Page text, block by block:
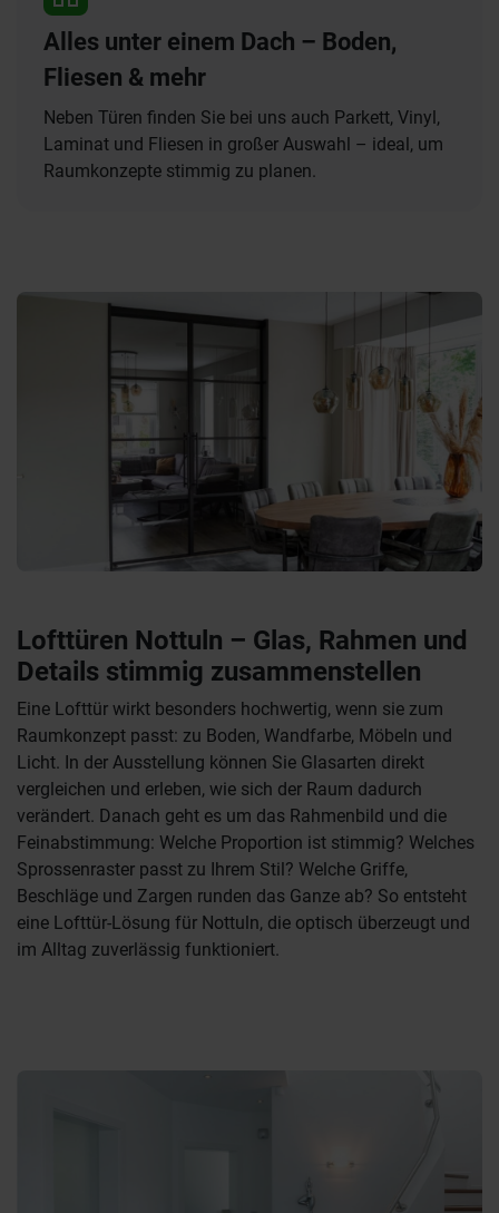
Alles unter einem Dach – Boden,
Fliesen & mehr
Neben Türen finden Sie bei uns auch Parkett, Vinyl,
Laminat und Fliesen in großer Auswahl – ideal, um
Raumkonzepte stimmig zu planen.
Lofttüren Nottuln – Glas, Rahmen und
Details stimmig zusammenstellen
Eine Lofttür wirkt besonders hochwertig, wenn sie zum
Raumkonzept passt: zu Boden, Wandfarbe, Möbeln und
Licht. In der Ausstellung können Sie Glasarten direkt
vergleichen und erleben, wie sich der Raum dadurch
verändert. Danach geht es um das Rahmenbild und die
Feinabstimmung: Welche Proportion ist stimmig? Welches
Sprossenraster passt zu Ihrem Stil? Welche Griffe,
Beschläge und Zargen runden das Ganze ab? So entsteht
eine Lofttür-Lösung für Nottuln, die optisch überzeugt und
im Alltag zuverlässig funktioniert.